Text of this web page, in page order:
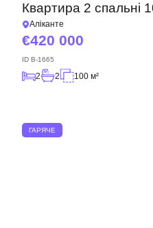
Квартира 2 спальні
Аліканте
420 000
ID B-1665
2 2 100 м²
ГАРЯЧЕ